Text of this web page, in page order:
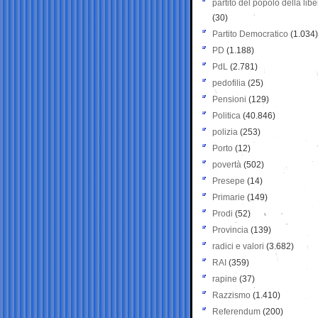
partito del popolo della
(30)
Partito Democratico (1.034)
PD (1.188)
PdL (2.781)
pedofilia (25)
Pensioni (129)
Politica (40.846)
polizia (253)
Porto (12)
povertà (502)
Presepe (14)
Primarie (149)
Prodi (52)
Provincia (139)
radici e valori (3.682)
RAI (359)
rapine (37)
Razzismo (1.410)
Referendum (200)